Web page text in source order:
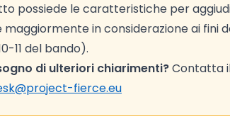
possiede le caratteristiche per
maggiormente in considerazione ai fini
11 del bando).
di ulteriori chiarimenti?Contatta
fierce.eu